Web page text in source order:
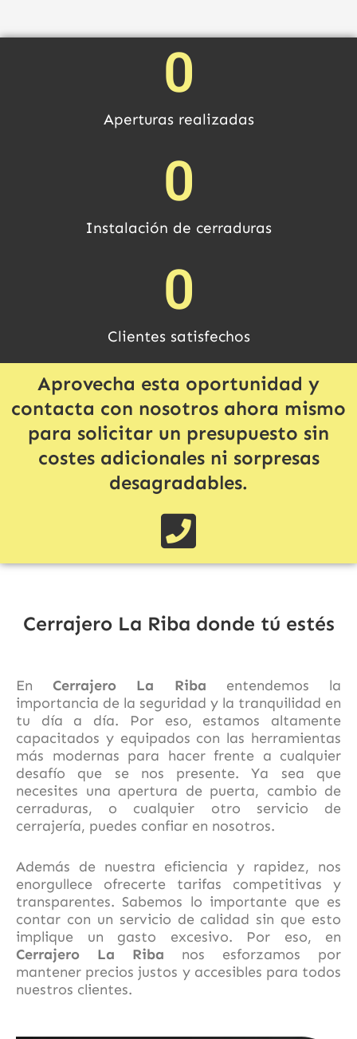
Aperturas realizadas
0
Instalación de cerraduras
0
Clientes satisfechos
0
Aprovecha esta oportunidad y
contacta con nosotros ahora mismo
para solicitar un presupuesto sin
costes adicionales ni sorpresas
desagradables.
Cerrajero La Riba donde tú estés
En Cerrajero La Riba entendemos la
importancia de la seguridad y la tranquilidad en
tu día a día. Por eso, estamos altamente
capacitados y equipados con las herramientas
más modernas para hacer frente a cualquier
desafío que se nos presente. Ya sea que
necesites una apertura de puerta, cambio de
cerraduras, o cualquier otro servicio de
cerrajería, puedes confiar en nosotros.
Además de nuestra eficiencia y rapidez, nos
enorgullece ofrecerte tarifas competitivas y
transparentes. Sabemos lo importante que es
contar con un servicio de calidad sin que esto
implique un gasto excesivo. Por eso, en
Cerrajero La Riba nos esforzamos por
mantener precios justos y accesibles para todos
nuestros clientes.